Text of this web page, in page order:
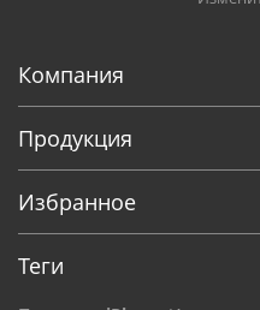
Продукция
Избранное
Теги
Стирание данных Android